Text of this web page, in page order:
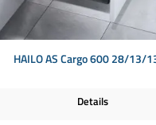
HAILO AS Cargo 600 28/13/
Details